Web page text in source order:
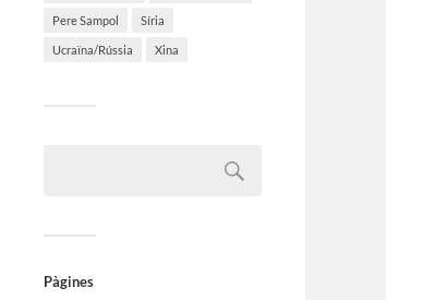
Pere Sampol Síria
Ucraïna/Rússia Xina
Pàgines